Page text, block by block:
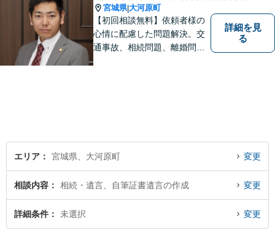
宮城県|大河原町
【初回相談無料】依頼者様の
心情に配慮した問題解決。交
通事故、相続問題、離婚問題
詳細を見
る
エリア 宮城県、大河原町 変更
相談内容 相続・遺言、自筆証書遺言の作成 変更
詳細条件 未選択 変更